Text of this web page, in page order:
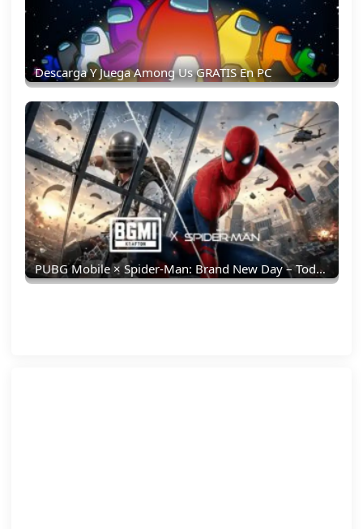
Descarga Y Juega Among Us GRATIS En PC
PUBG Mobile × Spider-Man: Brand New Day – Todo Lo Que Debes Saber: Skins, Fecha, Recompensas Y Más